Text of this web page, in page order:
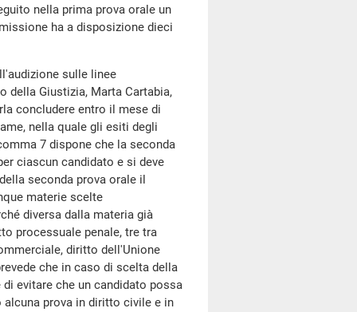
nella prima prova orale un
ha a disposizione dieci
sulle linee
della Giustizia, Marta Cartabia,
concludere entro il mese di
nella quale gli esiti degli
7 dispone che la seconda
ciascun candidato e si deve
seconda prova orale il
materie scelte
diversa dalla materia già
processuale penale, tre tra
diritto dell'Unione
che in caso di scelta della
evitare che un candidato possa
prova in diritto civile e in